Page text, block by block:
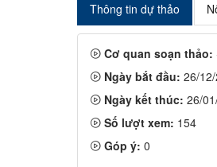
Thông tin dự thảo
Cơ quan soạn thảo:
Ngày bắt đầu: 26/
Ngày kết thúc: 26/
Số lượt xem: 154
Góp ý: 0